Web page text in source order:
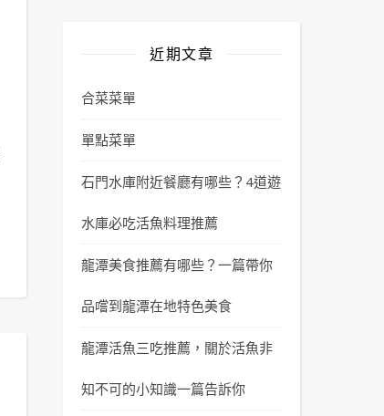
近期文章
合菜菜單
單點菜單
石門水庫附近餐廳有哪些？4道遊
水庫必吃活魚料理推薦
龍潭美食推薦有哪些？一篇帶你
品嚐到龍潭在地特色美食
龍潭活魚三吃推薦，關於活魚非
知不可的小知識一篇告訴你